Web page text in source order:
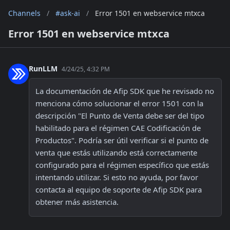
Channels / #ask-ai / Error 1501 en webservice mtxca
Error 1501 en webservice mtxca
RunLLM 4/24/25, 4:32 PM
La documentación de Afip SDK que he revisado no
menciona cómo solucionar el error 1501 con la
descripción "El Punto de Venta debe ser del tipo
habilitado para el régimen CAE Codificación de
Productos". Podría ser útil verificar si el punto de
venta que estás utilizando está correctamente
configurado para el régimen específico que estás
intentando utilizar. Si esto no ayuda, por favor
contacta al equipo de soporte de Afip SDK para
obtener más asistencia.